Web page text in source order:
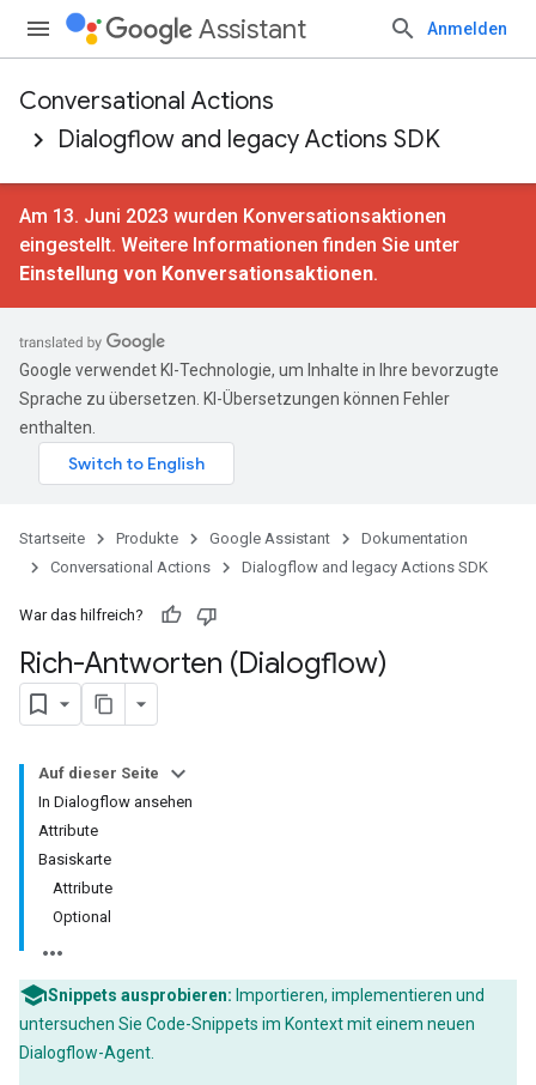
Assistant Anmelden
Conversational Actions
Dialogflow and legacy Actions SDK
Am 13. Juni 2023 wurden Konversationsaktionen
eingestellt. Weitere Informationen finden Sie unter
Einstellung von Konversationsaktionen.
Google verwendet KI-Technologie, um Inhalte in Ihre bevorzugte
Sprache zu übersetzen. KI-Übersetzungen können Fehler
enthalten.
Startseite Produkte Google Assistant
Dokumentation
Conversational Actions
Dialogflow and legacy Actions SDK
War das hilfreich?
Rich-Antworten (Dialogflow)
Auf dieser Seite
In Dialogflow ansehen
Attribute
Basiskarte
Attribute
Optional
Snippets ausprobieren: Importieren, implementieren und
untersuchen Sie Code-Snippets im Kontext mit einem neuen
Dialogflow-Agent.